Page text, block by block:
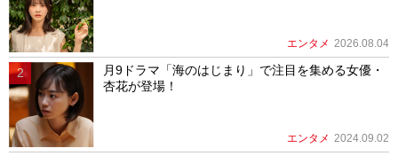
エンタメ 2026.08.04
月9ドラマ「海のはじまり」で注目を集める女優・
杏花が登場！
エンタメ 2024.09.02